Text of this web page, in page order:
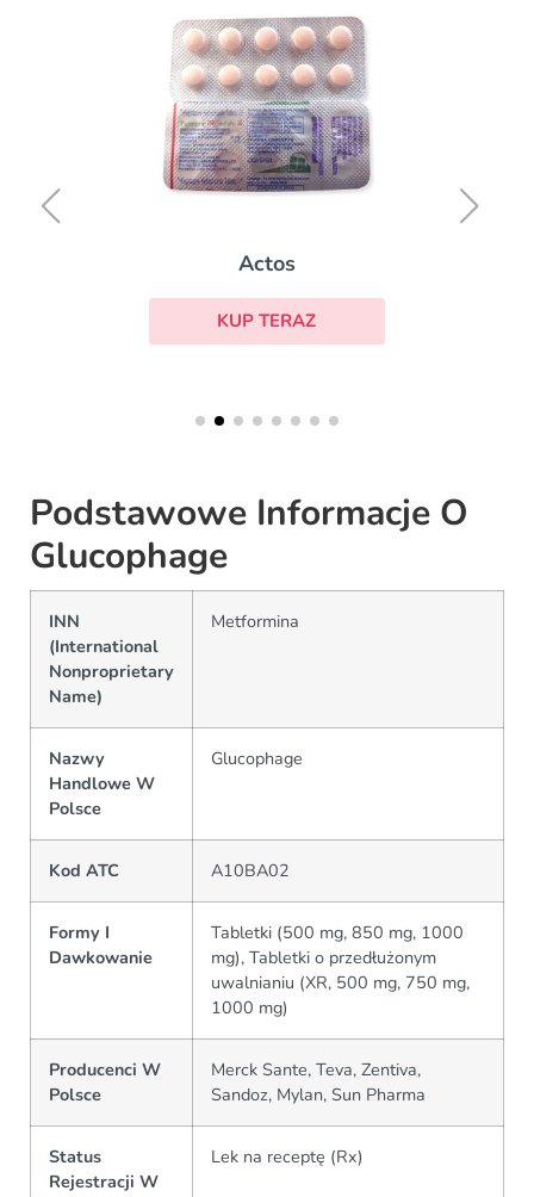
Actos
KUP TERAZ
Podstawowe Informacje O
Glucophage
INN
(International
Nonproprietary
Name)
Metformina
Nazwy
Handlowe W
Polsce
Glucophage
Kod ATC A10BA02
Formy I
Dawkowanie
Tabletki (500 mg, 850 mg, 1000
mg), Tabletki o przedłużonym
uwalnianiu (XR, 500 mg, 750 mg,
1000 mg)
Producenci W
Polsce
Merck Sante, Teva, Zentiva,
Sandoz, Mylan, Sun Pharma
Status
Rejestracji W
Lek na receptę (Rx)